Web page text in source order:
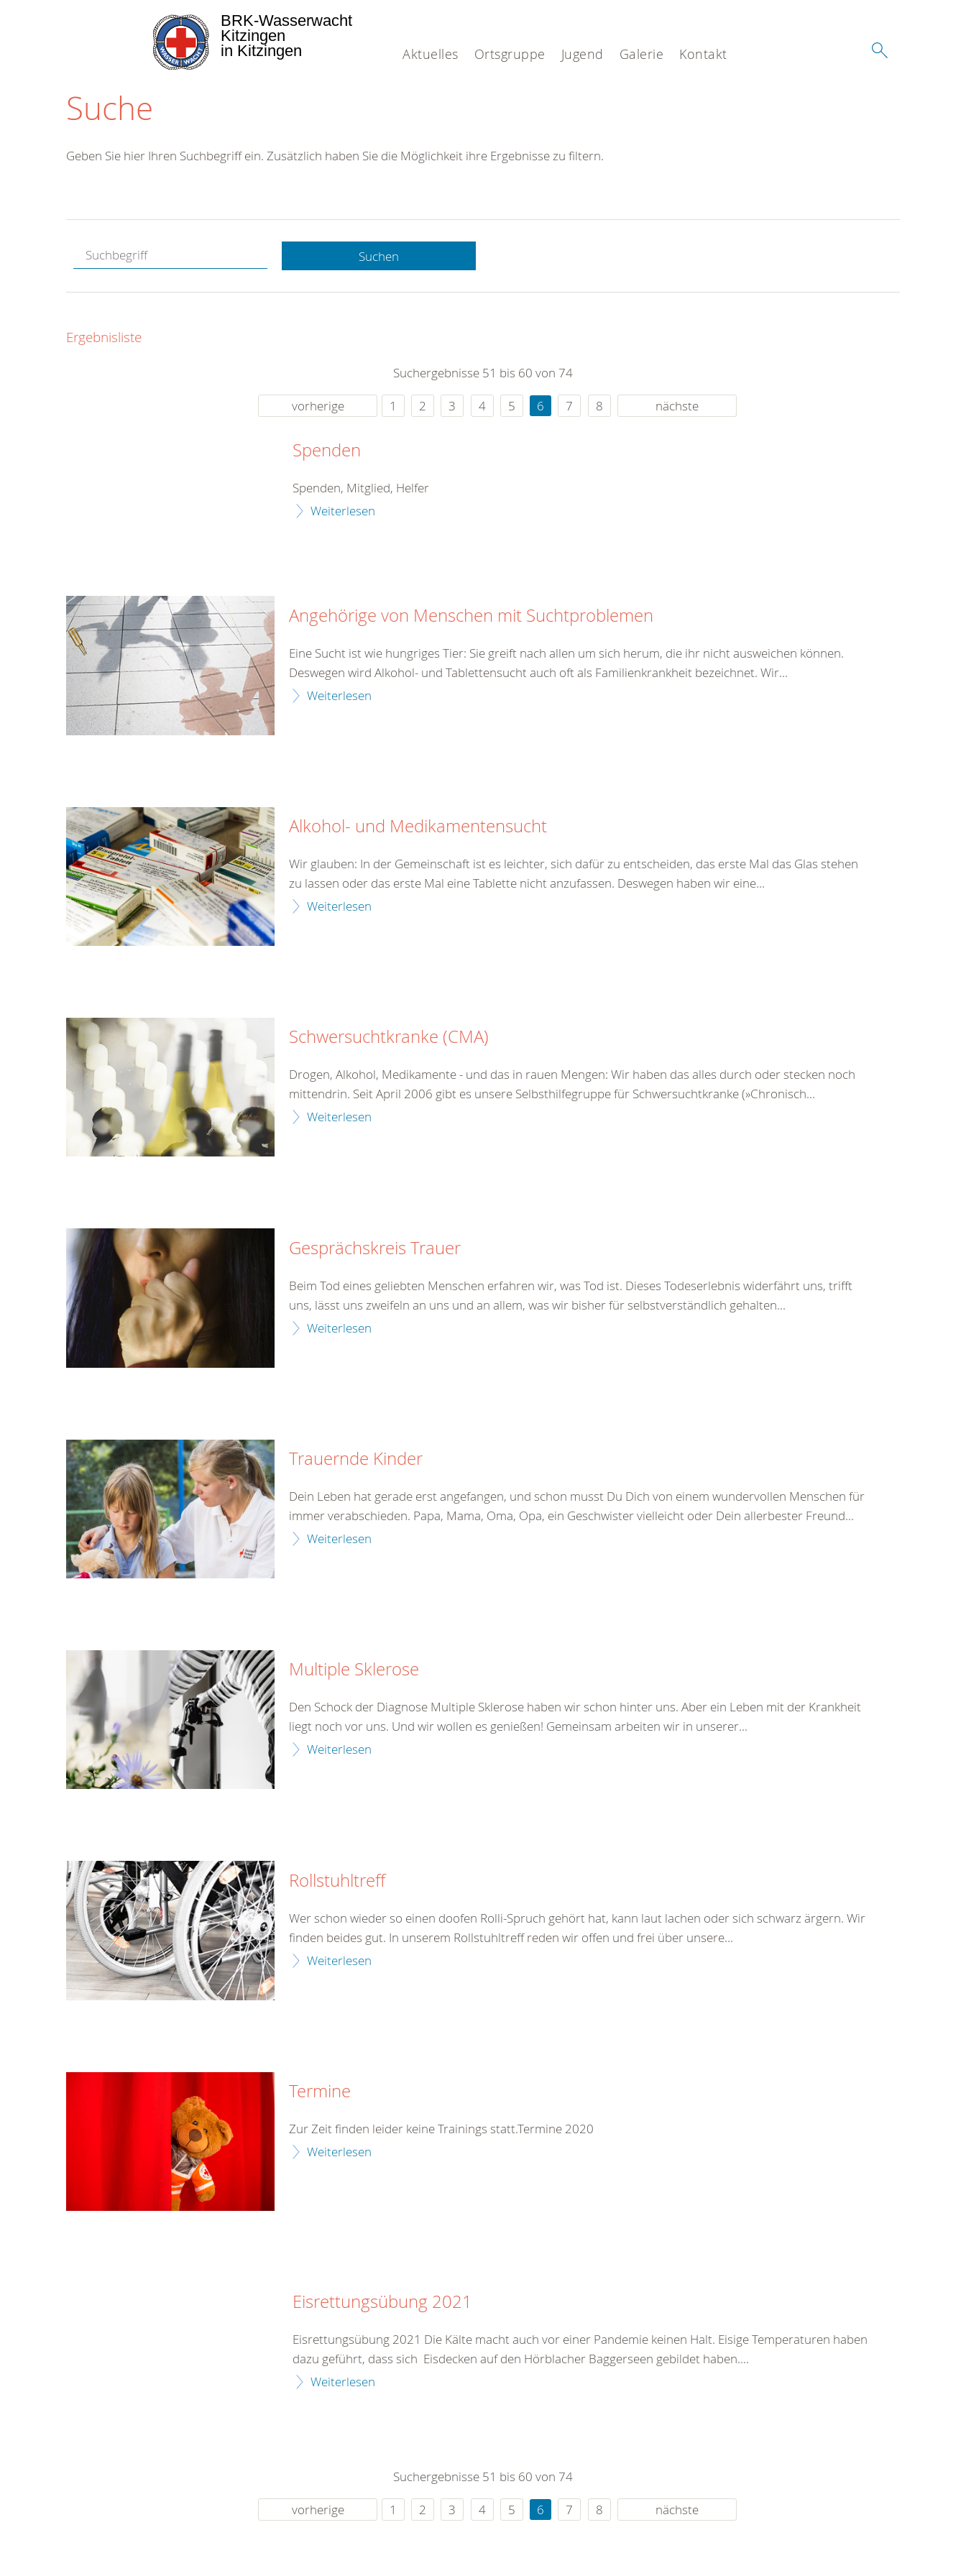
Aktuelles Ortsgruppe Jugend Galerie Kontakt
BRK-Wasserwacht
Kitzingen
in Kitzingen
Suche
Hotline.
gerne.
rund um die Uhr
Geben Sie hier Ihren Suchbegriff ein. Zusätzlich haben Sie die Möglichkeit ihre Ergebnisse zu filtern.
Suchen
Ergebnisliste
Suchergebnisse 51 bis 60 von 74
vorherige
1 2 3 4 5 6 7 8 nächste
Spenden
Spenden, Mitglied, Helfer
Weiterlesen
Angehörige von Menschen mit Suchtproblemen
Eine Sucht ist wie hungriges Tier: Sie greift nach allen um sich herum, die ihr nicht ausweichen können.
Deswegen wird Alkohol- und Tablettensucht auch oft als Familienkrankheit bezeichnet. Wir...
Weiterlesen
Alkohol- und Medikamentensucht
Wir glauben: In der Gemeinschaft ist es leichter, sich dafür zu entscheiden, das erste Mal das Glas stehen
zu lassen oder das erste Mal eine Tablette nicht anzufassen. Deswegen haben wir eine...
Weiterlesen
Schwersuchtkranke (CMA)
Drogen, Alkohol, Medikamente - und das in rauen Mengen: Wir haben das alles durch oder stecken noch
mittendrin. Seit April 2006 gibt es unsere Selbsthilfegruppe für Schwersuchtkranke (»Chronisch...
Weiterlesen
Gesprächskreis Trauer
Beim Tod eines geliebten Menschen erfahren wir, was Tod ist. Dieses Todeserlebnis widerfährt uns, trifft
uns, lässt uns zweifeln an uns und an allem, was wir bisher für selbstverständlich gehalten...
Weiterlesen
Trauernde Kinder
Dein Leben hat gerade erst angefangen, und schon musst Du Dich von einem wundervollen Menschen für
immer verabschieden. Papa, Mama, Oma, Opa, ein Geschwister vielleicht oder Dein allerbester Freund...
Weiterlesen
Multiple Sklerose
Den Schock der Diagnose Multiple Sklerose haben wir schon hinter uns. Aber ein Leben mit der Krankheit
liegt noch vor uns. Und wir wollen es genießen! Gemeinsam arbeiten wir in unserer...
Weiterlesen
Rollstuhltreff
Wer schon wieder so einen doofen Rolli-Spruch gehört hat, kann laut lachen oder sich schwarz ärgern. Wir
finden beides gut. In unserem Rollstuhltreff reden wir offen und frei über unsere...
Weiterlesen
Termine
Zur Zeit finden leider keine Trainings statt.Termine 2020
Weiterlesen
Eisrettungsübung 2021
Eisrettungsübung 2021 Die Kälte macht auch vor einer Pandemie keinen Halt. Eisige Temperaturen haben
dazu geführt, dass sich Eisdecken auf den Hörblacher Baggerseen gebildet haben....
Weiterlesen
Suchergebnisse 51 bis 60 von 74
vorherige
1 2 3 4 5 6 7 8 nächste